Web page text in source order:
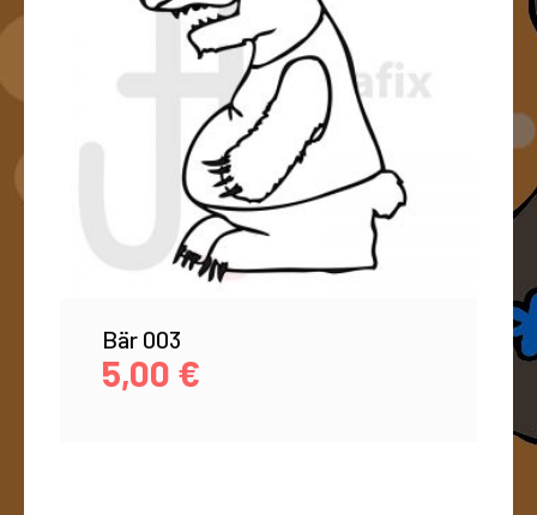
Bär 003
5,00 €